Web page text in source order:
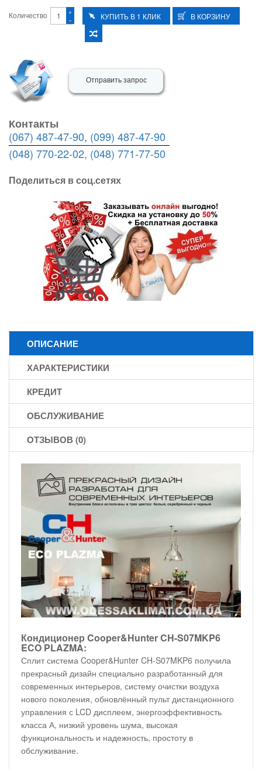
Количество -
+
Отправить запрос
Контакты
(067) 487-47-90, (099) 487-47-90
(048) 770-22-02, (048) 771-77-50
Поделиться в соц.сетях
ОПИСАНИЕ
ХАРАКТЕРИСТИКИ
КРЕДИТ
ОБСЛУЖИВАНИЕ
ОТЗЫВОВ (0)
Кондиционер Cooper&Hunter CH-S07MKP6
ECO PLAZMA:
Сплит система Cooper&Hunter CH-S07MKP6 получила
прекрасный дизайн специально разработанный для
современных интерьеров, систему очистки воздуха
нового поколения, обновлённый пульт дистанционного
управления с LCD дисплеем, энергоэффективность
класса А, низкий уровень шума, высокая
функциональность и надежность, простоту в
обслуживание.